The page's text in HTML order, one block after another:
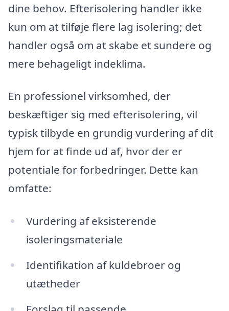
dine behov. Efterisolering handler ikke
kun om at tilføje flere lag isolering; det
handler også om at skabe et sundere og
mere behageligt indeklima.
En professionel virksomhed, der
beskæftiger sig med efterisolering, vil
typisk tilbyde en grundig vurdering af dit
hjem for at finde ud af, hvor der er
potentiale for forbedringer. Dette kan
omfatte:
Vurdering af eksisterende
isoleringsmateriale
Identifikation af kuldebroer og
utætheder